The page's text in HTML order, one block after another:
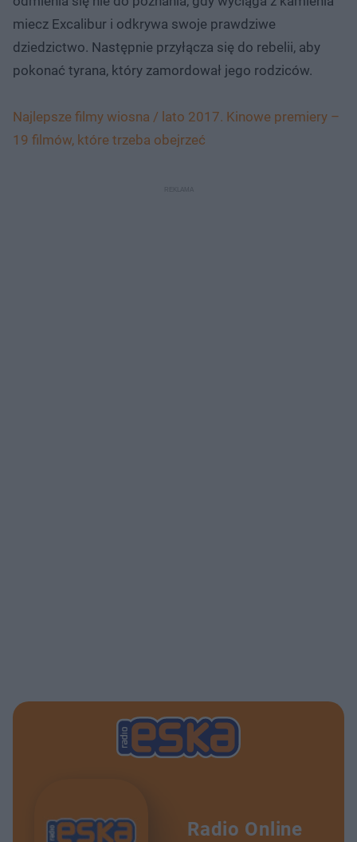
miecz Excalibur i odkrywa swoje prawdziwe
dziedzictwo. Następnie przyłącza się do rebelii, aby
pokonać tyrana, który zamordował jego rodziców.
Najlepsze filmy wiosna / lato 2017. Kinowe premiery –
19 filmów, które trzeba obejrzeć
Radio Online